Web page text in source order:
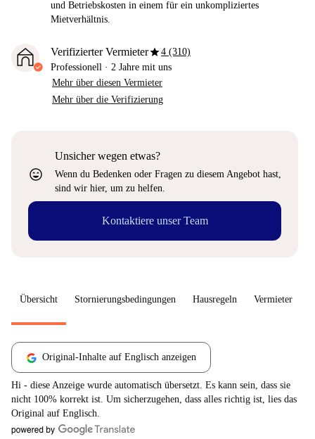
und Betriebskosten in einem für ein unkompliziertes
Mietverhältnis.
Verifizierter Vermieterstar4 (310)
Professionell · 2 Jahre mit uns
Mehr über diesen Vermieter
Mehr über die Verifizierung
sentiment_very_satisfied
Unsicher wegen etwas?
Wenn du Bedenken oder Fragen zu diesem Angebot hast,
sind wir hier, um zu helfen.
Kontaktiere unser Team
Übersicht Stornierungsbedingungen Hausregeln Vermieter
Original-Inhalte auf Englisch anzeigen
Hi - diese Anzeige wurde automatisch übersetzt. Es kann sein, dass sie
nicht 100% korrekt ist. Um sicherzugehen, dass alles richtig ist, lies das
Original auf Englisch.